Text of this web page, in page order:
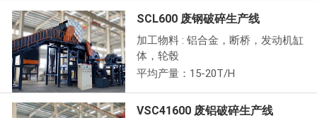
SCL600 废钢破碎生产线
加工物料 : 铝合金，断桥，发动机缸
体，轮毂
平均产量：15-20T/H
VSC41600 废铝破碎生产线